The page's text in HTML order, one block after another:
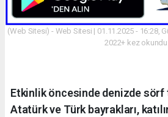
(Web Sitesi) - Web Sitesi | 01.11.2025 - 16:28,
2022+ kez okundu.
Etkinlik öncesinde denizde sörf
Atatürk ve Türk bayrakları,